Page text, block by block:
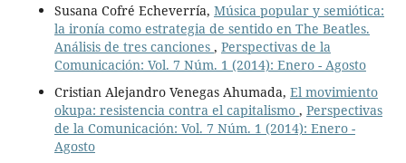
Susana Cofré Echeverría, Música popular y semiótica:
la ironía como estrategia de sentido en The Beatles.
Análisis de tres canciones , Perspectivas de la
Comunicación: Vol. 7 Núm. 1 (2014): Enero - Agosto
Cristian Alejandro Venegas Ahumada, El movimiento
okupa: resistencia contra el capitalismo , Perspectivas
de la Comunicación: Vol. 7 Núm. 1 (2014): Enero -
Agosto